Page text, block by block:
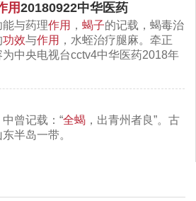
，尾部的毒性要比其它地方强
用尾部，而用的是全蝎，一般
用20180922中华医药
能与药理作用 ， 蝎子的记载，蝎毒治
功效与作用 ，水蛭治疗腿麻。牵正
中央电视台cctv4中华医药2018年
曾记载：“全蝎 ，出青州者良”。古
半岛一带。